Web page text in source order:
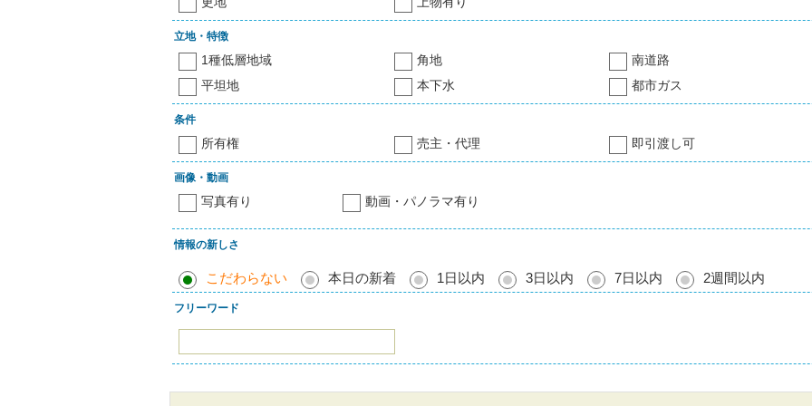
立地・特徴
1種低層地域 角地
南道路
平坦地
本下水 都市ガス
条件
所有権 売主・代理 即引渡し可
画像・動画
写真有り 動画・パノラマ有り
情報の新しさ
こだわらない 本日の新着 1日以内 3日以内 7日以内 2週間以内
フリーワード